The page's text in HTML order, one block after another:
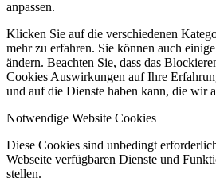
anpassen.
Klicken Sie auf die verschiedenen
mehr zu erfahren. Sie können auch
ändern. Beachten Sie, dass das
Cookies Auswirkungen auf Ihre
und auf die Dienste haben kann, die wir
Notwendige Website Cookies
Diese Cookies sind unbedingt
Webseite verfügbaren Dienste und
stellen.